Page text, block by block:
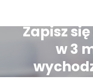
Zapisz
w 3